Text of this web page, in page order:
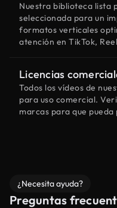
Nuestra biblioteca lista
seleccionada para un
formatos verticales
atención en TikTok,
Licencias
Todos los vídeos de
para uso comercial.
marcas para que
¿Necesita ayuda?
Preguntas